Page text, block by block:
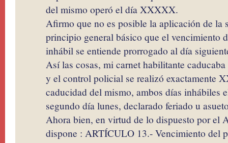
del mismo operó el día XXXXX.
Afirmo que no es posible la aplicación de la
principio general básico que el vencimiento
inhábil se entiende prorrogado al día
Así las cosas, mi carnet habilitante
y el control policial se realizó exactamente
caducidad del mismo, ambos días inhábiles
segundo día lunes, declarado feriado u
Ahora bien, en virtud de lo dispuesto por el
dispone : ARTÍCULO 13.- Vencimiento del